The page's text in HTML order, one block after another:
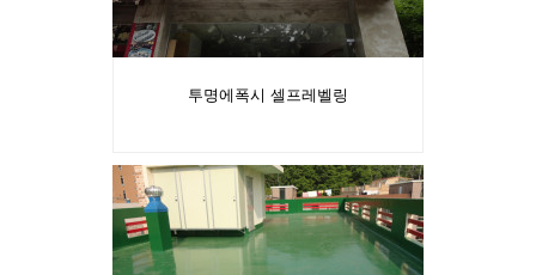
투명에폭시 셀프레벨링